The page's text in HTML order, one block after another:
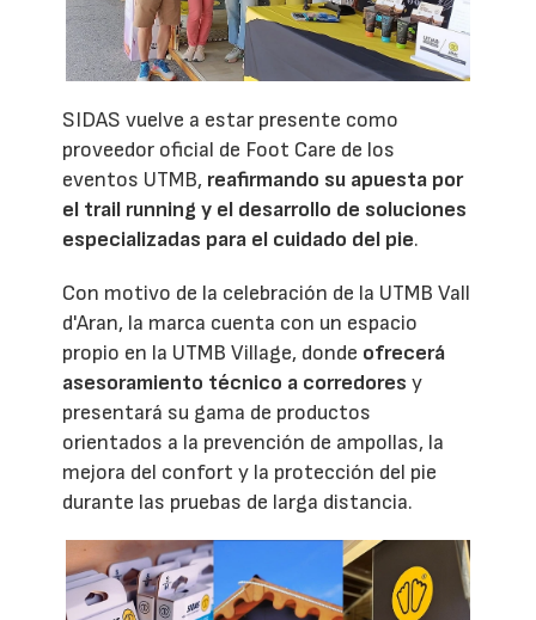
SIDAS vuelve a estar presente como
proveedor oficial de Foot Care de los
eventos UTMB, reafirmando su apuesta por
el trail running y el desarrollo de soluciones
especializadas para el cuidado del pie.
Con motivo de la celebración de la UTMB Vall
d'Aran, la marca cuenta con un espacio
propio en la UTMB Village, donde ofrecerá
asesoramiento técnico a corredores y
presentará su gama de productos
orientados a la prevención de ampollas, la
mejora del confort y la protección del pie
durante las pruebas de larga distancia.